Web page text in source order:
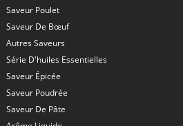
Saveur Poulet
Saveur De Bœuf
Autres Saveurs
Série D'huiles Essentielles
Saveur Épicée
Saveur Poudrée
Saveur De Pâte